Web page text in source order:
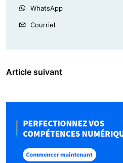
WhatsApp
Courriel
Article suivant